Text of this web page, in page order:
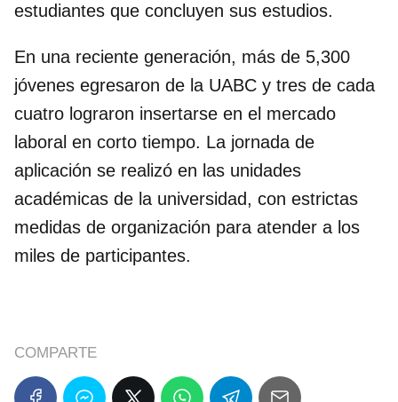
estudiantes que concluyen sus estudios.
En una reciente generación, más de 5,300
jóvenes egresaron de la UABC y tres de cada
cuatro lograron insertarse en el mercado
laboral en corto tiempo. La jornada de
aplicación se realizó en las unidades
académicas de la universidad, con estrictas
medidas de organización para atender a los
miles de participantes.
COMPARTE